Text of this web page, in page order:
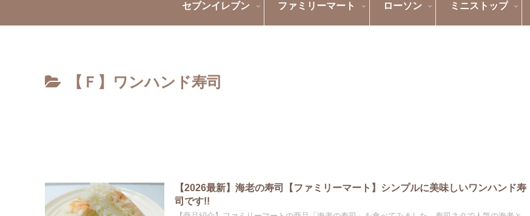
セブンイレブン ファミリーマート ローソン ミニストップ
【Ｆ】ワンハンド寿司
【2026最新】海老の寿司【ファミリーマート】シンプルに美味しいワンハンド寿
司です!!